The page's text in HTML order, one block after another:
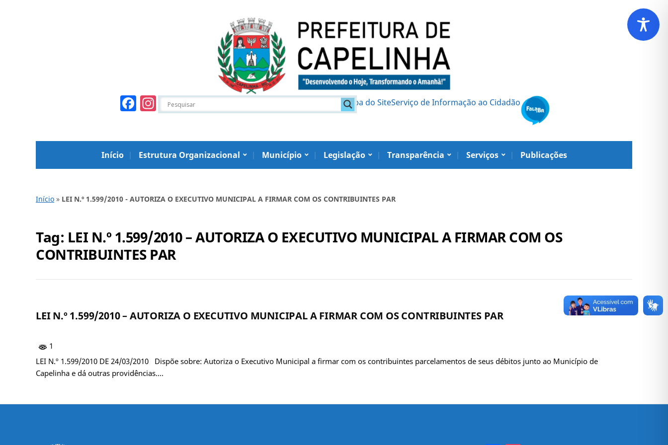
Facebook
Instagram Mapa do SiteServiço de Informação ao Cidadão
Início Estrutura Organizacional Município Legislação Transparência Serviços Publicações
Início » LEI N.º 1.599/2010 - AUTORIZA O EXECUTIVO MUNICIPAL A FIRMAR COM OS CONTRIBUINTES PAR
Tag: LEI N.º 1.599/2010 – AUTORIZA O EXECUTIVO MUNICIPAL A FIRMAR COM OS
CONTRIBUINTES PAR
LEI N.º 1.599/2010 – AUTORIZA O EXECUTIVO MUNICIPAL A FIRMAR COM OS CONTRIBUINTES PAR
1
LEI N.º 1.599/2010 DE 24/03/2010 Dispõe sobre: Autoriza o Executivo Municipal a firmar com os contribuintes parcelamentos de seus débitos junto ao Município de
Capelinha e dá outras providências.…